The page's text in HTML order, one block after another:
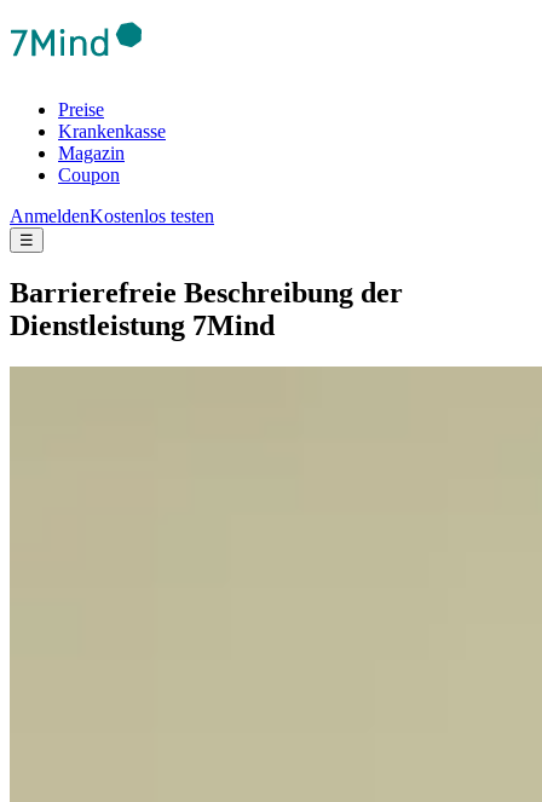
Preise
Krankenkasse
Magazin
Coupon
AnmeldenKostenlos testen
☰
Barrierefreie Beschreibung der
Dienstleistung 7Mind